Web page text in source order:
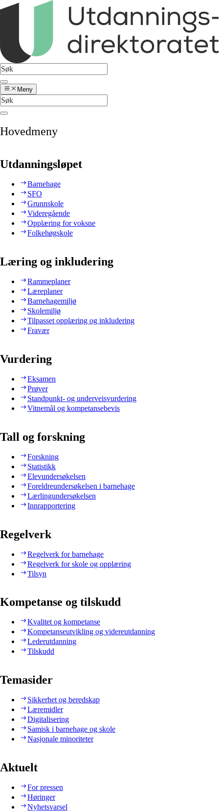
Meny
Hovedmeny
Utdanningsløpet
Barnehage
SFO
Grunnskole
Videregående
Opplæring for voksne
Folkehøgskole
Læring og inkludering
Rammeplaner
Læreplaner
Barnehagemiljø
Skolemiljø
Tilpasset opplæring og inkludering
Fravær
Vurdering
Eksamen
Prøver
Standpunkt- og underveisvurdering
Vitnemål og kompetansebevis
Tall og forskning
Forskning
Statistikk
Elevundersøkelsen
Foreldreundersøkelsen i barnehage
Lærlingundersøkelsen
Innrapportering
Regelverk
Regelverk for barnehage
Regelverk for skole og opplæring
Tilsyn
Kompetanse og tilskudd
Kvalitet og kompetanse
Kompetanseutvikling og videreutdanning
Lederutdanning
Tilskudd
Temasider
Sikkerhet og beredskap
Læremidler
Digitalisering
Samisk i barnehage og skole
Nasjonale minoriteter
Aktuelt
For pressen
Høringer
Nyhetsvarsel